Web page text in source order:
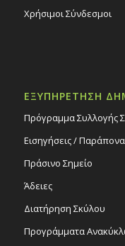
Χρήσιμοι Σύνδεσμοι
ΕΞΥΠΗΡΕΤΗΣΗ
Πρόγραμμα Συλλογής
Εισηγήσεις /
Πράσινο Σημείο
Άδειες
Διατήρηση Σκύλου
Προγράμματα